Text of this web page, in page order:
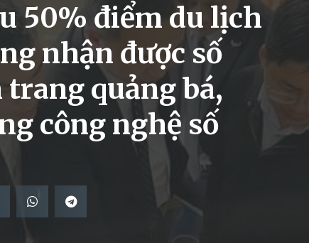
50% điểm du lịch
nhận được số
quảng bá,
công nghệ số